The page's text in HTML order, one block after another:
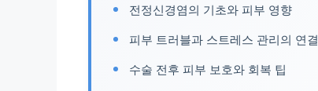
전정신경염의 기초와 피부 영향
피부 트러블과 스트레스 관리의 연결
수술 전후 피부 보호와 회복 팁